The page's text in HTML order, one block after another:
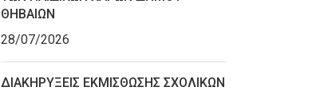
ΘΗΒΑΙΩΝ
28/07/2026
ΔΙΑΚΗΡΥΞΕΙΣ ΕΚΜΙΣΘΩΣΗΣ ΣΧΟΛΙΚΩΝ